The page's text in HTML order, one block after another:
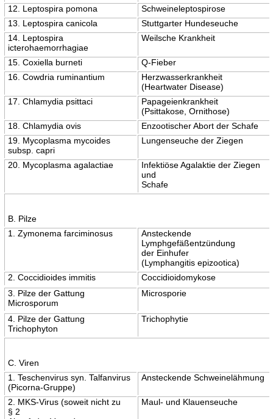
12. Leptospira pomona
Schweineleptospirose
13. Leptospira canicola
Stuttgarter Hundeseuche
14. Leptospira
icterohaemorrhagiae
Weilsche Krankheit
15. Coxiella burneti
Q-Fieber
16. Cowdria ruminantium
Herzwasserkrankheit
(Heartwater Disease)
17. Chlamydia psittaci
Papageienkrankheit
(Psittakose, Ornithose)
18. Chlamydia ovis
Enzootischer Abort der Schafe
19. Mycoplasma mycoides
subsp. capri
Lungenseuche der Ziegen
20. Mycoplasma agalactiae
Infektiöse Agalaktie der Ziegen
und
Schafe
B. Pilze
1. Zymonema farciminosus
Ansteckende
Lymphgefäßentzündung
der Einhufer
(Lymphangitis epizootica)
2. Coccidioides immitis
Coccidioidomykose
3. Pilze der Gattung
Microsporum
Microsporie
4. Pilze der Gattung
Trichophyton
Trichophytie
C. Viren
1. Teschenvirus syn. Talfanvirus
(Picorna-Gruppe)
Ansteckende Schweinelähmung
2. MKS-Virus (soweit nicht zu
§ 2
Maul- und Klauenseuche